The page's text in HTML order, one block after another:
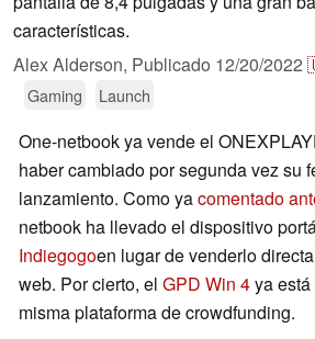
características.
Alex Alderson, Publicado 12/20/2022
Gaming
Launch
One-netbook ya vende el
haber cambiado por segunda vez su
lanzamiento. Como yacomentado
netbook ha llevado el dispositivo
Indiegogoen lugar de venderlo
web. Por cierto, el GPD Win 4ya
misma plataforma de crowdfunding.